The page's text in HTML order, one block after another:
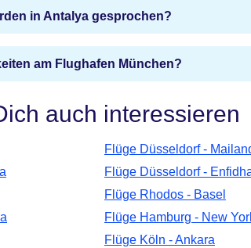
in Antalya gesprochen?
am Flughafen München?
auch interessieren
Flüge Düsseldorf -
Flüge Düsseldorf -
Flüge Rhodos - Basel
Flüge Hamburg - New
Flüge Köln - Ankara